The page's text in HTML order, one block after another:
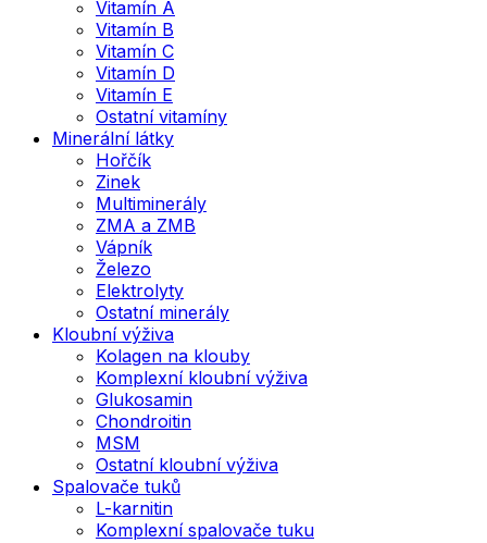
Vitamín A
Vitamín B
Vitamín C
Vitamín D
Vitamín E
Ostatní vitamíny
Minerální látky
Hořčík
Zinek
Multiminerály
ZMA a ZMB
Vápník
Železo
Elektrolyty
Ostatní minerály
Kloubní výživa
Kolagen na klouby
Komplexní kloubní výživa
Glukosamin
Chondroitin
MSM
Ostatní kloubní výživa
Spalovače tuků
L-karnitin
Komplexní spalovače tuku